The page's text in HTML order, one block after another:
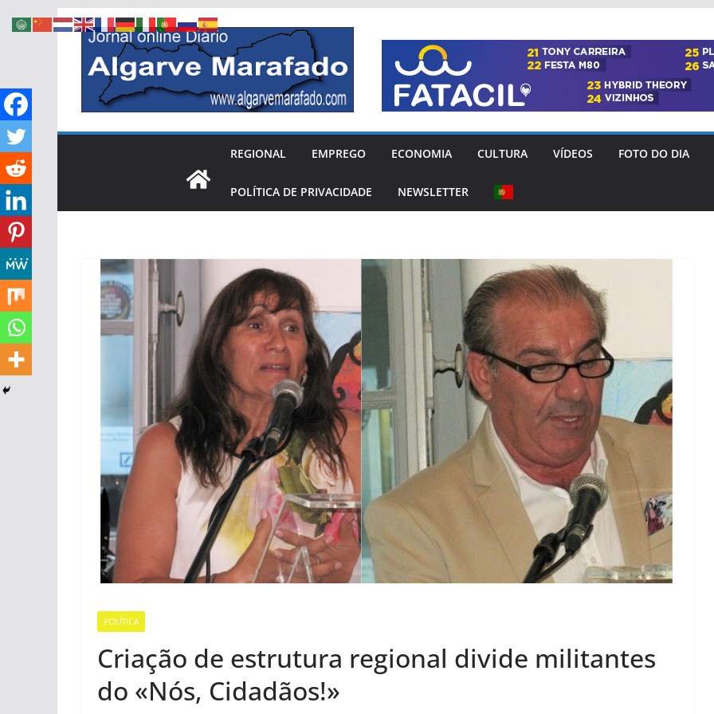
Skip
content
REGIONAL EMPREGO ECONOMIA CULTURA VÍDEOS FOTO DO DIA
POLÍTICA DE PRIVACIDADE NEWSLETTER
POLÍTICA
Criação de estrutura regional divide militantes
do «Nós, Cidadãos!»